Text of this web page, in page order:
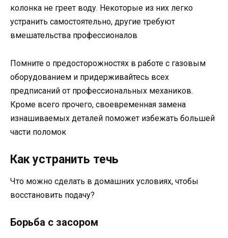
колонка не греет воду. Некоторые из них легко
устранить самостоятельно, другие требуют
вмешательства профессионалов
Помните о предосторожностях в работе с газовым
оборудованием и придерживайтесь всех
предписаний от профессиональных механиков.
Кроме всего прочего, своевременная замена
изнашиваемых деталей поможет избежать большей
части поломок
Как устранить течь
Что можно сделать в домашних условиях, чтобы
восстановить подачу?
Борьба с засором